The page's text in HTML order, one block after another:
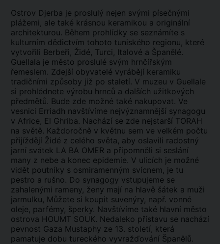
Ostrov Djerba je proslulý nejen svými písečnými
plážemi, ale také krásnou keramikou a originální
architekturou. Během prohlídky se seznámíte s
kulturním dědictvím tohoto tuniského regionu, které
vytvořili Berbeři, Židé, Turci, Italové a Španělé.
Guellala je město proslulé svým hrnčířským
řemeslem. Zdejší obyvatelé vyrábějí keramiku
tradičními způsoby již po staletí. V muzeu v Guellale
si prohlédnete výrobu hrnců a dalších užitkových
předmětů. Bude zde možné také nakupovat. Ve
vesnici Erriadh navštívíme nejvýznamnější synagogu
v Africe, El Ghriba. Nachází se zde nejstarší TORAH
na světě. Každoročně v květnu sem ve velkém počtu
přijíždějí Židé z celého světa, aby oslavili radostný
jarní svátek LA BA OMER a připomněli si seslání
many z nebe a konec epidemie. V ulicích je možné
vidět poutníky s osmiramenným svícnem, je tu
pestro a rušno. Do synagogy vstupujeme se
zahalenými rameny, ženy mají na hlavě šátek a muži
jarmulku, Můžete si koupit suvenýry, např. vonné
oleje, parfémy, šperky. Navštívíme také hlavní město
ostrova HOUMT SOUK. Nedaleko přístavu se nachází
pevnost Gaza Mustaphy ze 13. století, která
pamatuje dobu tureckého vyvražďování Španělů.